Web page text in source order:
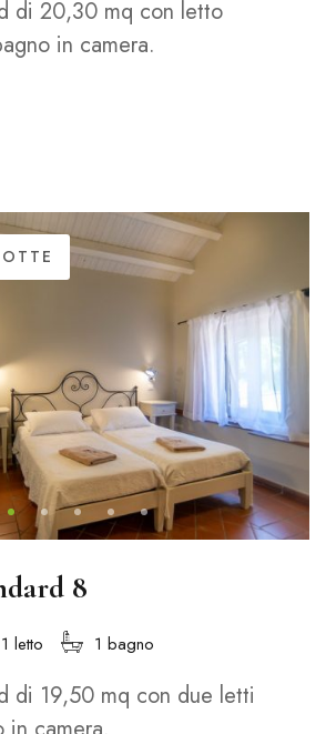
di 20,30 mq con letto
in camera.
8
1 letto 1 bagno
di 19,50 mq con due letti